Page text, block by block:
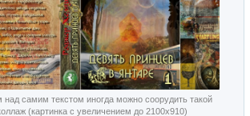
самим текстом иногда можно соорудить такой
(картинка с увеличением до 2100x910)